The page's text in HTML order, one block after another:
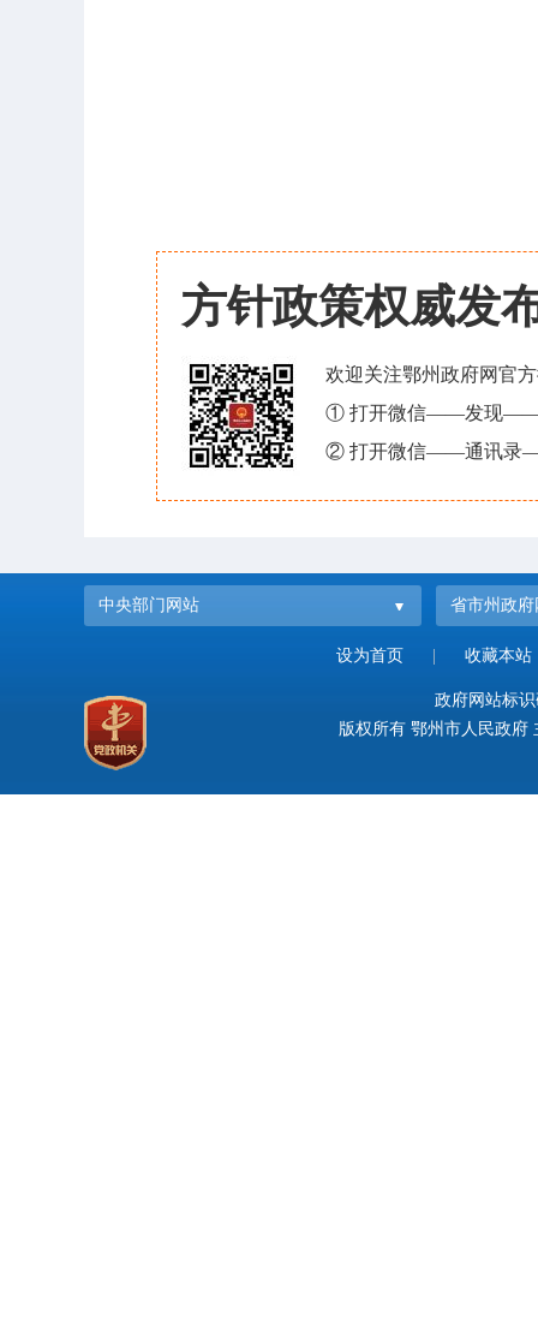
方针政策权威发
欢迎关注鄂州政府网官
① 打开微信——发现——
② 打开微信——通讯录
中央部门网站 省市州政府
设为首页 收藏本站
政府网站标
版权所有 鄂州市人民政府